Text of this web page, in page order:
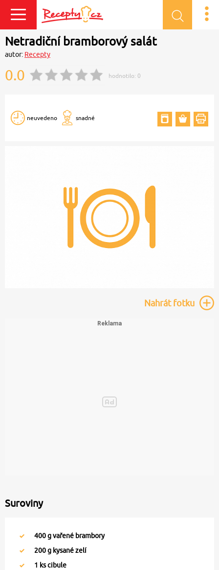
Přihlásit se
Netradiční bramborový salát
autor: Recepty
0.0 hodnotilo: 0
neuvedeno snadné
Nahrátfotku
Suroviny
400g vařené brambory
200g kysané zelí
1 ks cibule